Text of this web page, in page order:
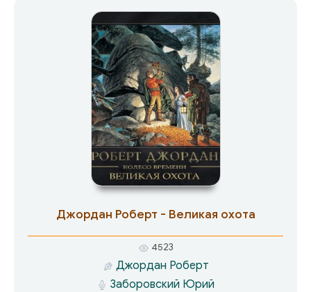
очередного поворота Колеса Времени.
Жители небольшой деревни Эмондов Луг не
без основания считали, что приближающийся
праздник будет лучшим за многие годы. Но
надежды их не сбылись — в ночь перед ним на
деревню напал отряд троллоков, солдат
Тьмы, до сих пор считавшихся не более чем
мифом. Чтобы обезопасить своих родных и
друзей, трое юношей — Ранд, Мэт и Перрин —
вынуждены отправиться в далекий путь в
поисках убежища, ведь именно они и были
целью нападения. Но есть ли в этом мире
спокойное убежище для тех, на кого пал взгляд
самого Темного? «Око мира» — едва ли не
самая внушительная фэнтезийная эпопея в
истории жанра. Роберту Джордану удалось
создать масштабную вторичную реальность,
основанную на мифологии как Запада, так и
Джордан Роберт - Великая охота
4523
Джордан Роберт
Заборовский Юрий